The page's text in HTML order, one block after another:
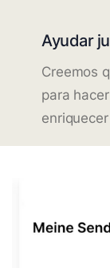
Ayudar
Creemos
para